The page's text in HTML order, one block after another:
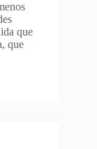
que
que